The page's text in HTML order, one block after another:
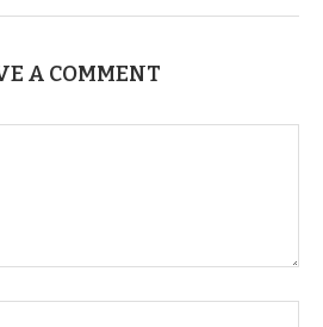
A COMMENT